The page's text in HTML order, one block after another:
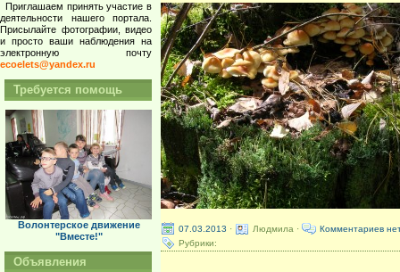
07.03.2013 · Людмила ·
Комментариев
Рубрики:
Приглашаем принять участие в
деятельности нашего портала.
Присылайте фотографии, видео
и просто ваши наблюдения на
электронную почту
ecoelets@yandex.ru
Требуется помощь
Волонтерское движение
"Вместе!"
Объявления